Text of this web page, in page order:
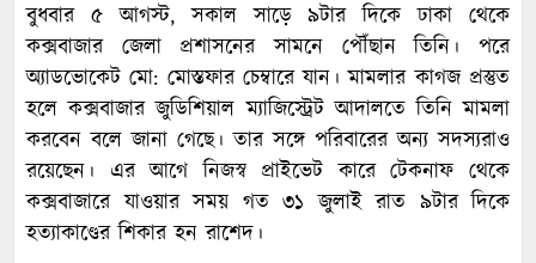
বুধবার ৫ আগস্ট, সকাল সাড়ে ৯টার দিকে ঢাকা থেকে
কক্সবাজার জেলা প্রশাসনের সামনে পৌঁছান তিনি। পরে
অ্যাডভোকেট মো: মোস্তফার চেম্বারে যান। মামলার কাগজ প্রস্তুত
হলে কক্সবাজার জুডিশিয়াল ম্যাজিস্ট্রেট আদালতে তিনি মামলা
করবেন বলে জানা গেছে। তার সঙ্গে পরিবারের অন্য সদস্যরাও
রয়েছেন। এর আগে নিজস্ব প্রাইভেট কারে টেকনাফ থেকে
কক্সবাজারে যাওয়ার সময় গত ৩১ জুলাই রাত ৯টার দিকে
হত্যাকাণ্ডের শিকার হন রাশেদ।